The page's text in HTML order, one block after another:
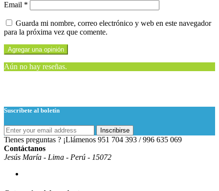
Email *
Guarda mi nombre, correo electrónico y web en este navegador
para la próxima vez que comente.
Aún no hay reseñas.
Suscríbete al boletín
Inscribirse
Tienes preguntas ? ¡Llámenos 951 704 393 / 996 635 069
Contáctanos
Jesús María - Lima - Perú - 15072